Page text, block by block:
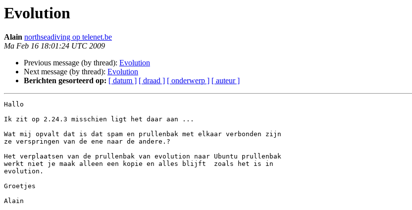
Evolution
Alain northseadiving op telenet.be
Ma Feb 16 18:01:24 UTC 2009
Previous message (by thread): Evolution
Next message (by thread): Evolution
Berichten gesorteerd op: [ datum ] [ draad ] [ onderwerp ] [ auteur ]
Hallo
Ik zit op 2.24.3 misschien ligt het daar aan ...
Wat mij opvalt dat is dat spam en prullenbak met elkaar verbonden zijn
ze verspringen van de ene naar de andere.?
Het verplaatsen van de prullenbak van evolution naar Ubuntu prullenbak
werkt niet je maak alleen een kopie en alles blijft  zoals het is in
evolution.
Groetjes
Alain